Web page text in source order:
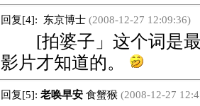
回复[4]: 东京博士(2008-12-27 12:09:36)
[拍婆子」这个词是最
影片才知道的。
回复[5]: 老唤早安 食蟹猴(2008-12-27